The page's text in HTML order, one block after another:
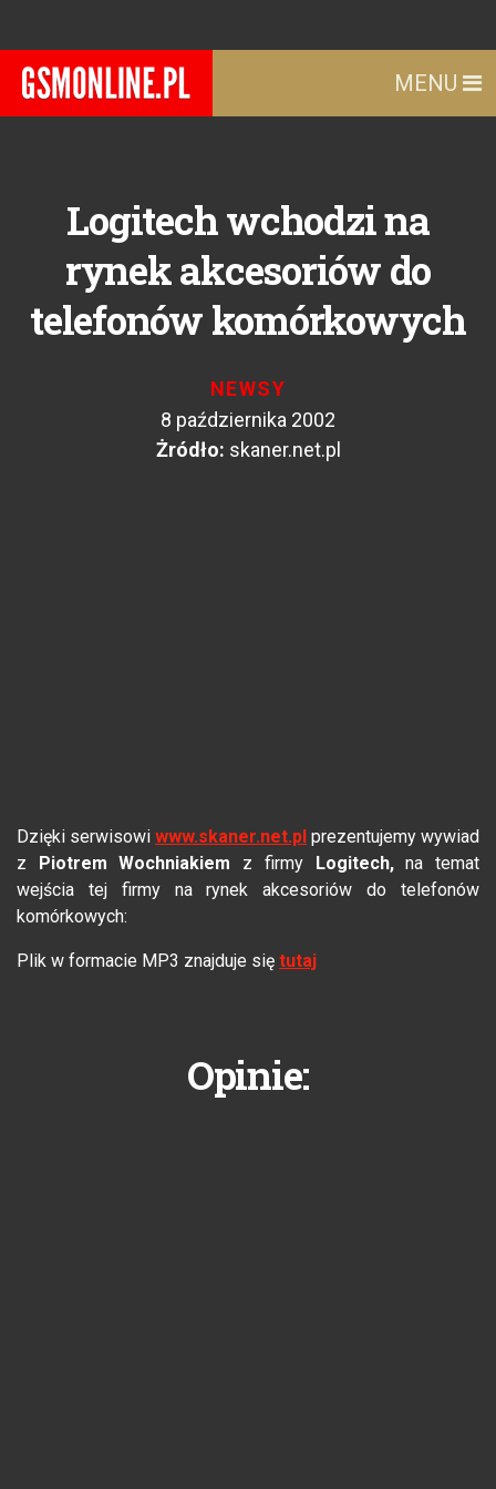
MENU
Logitech wchodzi na
rynek akcesoriów do
telefonów komórkowych
NEWSY
8 października 2002
Żródło: skaner.net.pl
Dzięki serwisowi www.skaner.net.pl prezentujemy wywiad
z
Piotrem Wochniakiem z firmy Logitech,na temat
wejścia tej firmy na rynek akcesoriów do telefonów
komórkowych:
Plik w formacie MP3 znajduje się tutaj
Opinie: